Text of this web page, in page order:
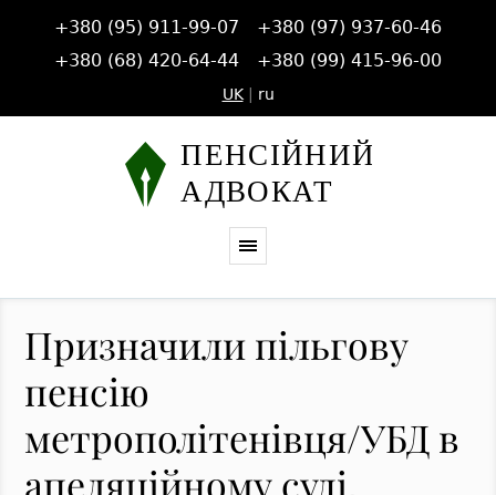
+380 (95) 911-99-07
+380 (97) 937-60-46
+380 (68) 420-64-44
+380 (99) 415-96-00
UK| ru
Призначили пільгову
пенсію
метрополітенівця/УБД в
апеляційному суді,